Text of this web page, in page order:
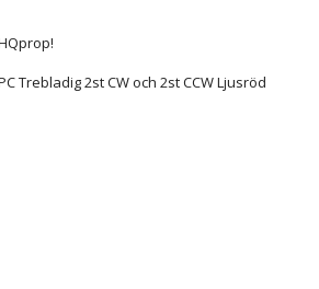
Trebladig 2st CW och 2st CCW Ljusröd